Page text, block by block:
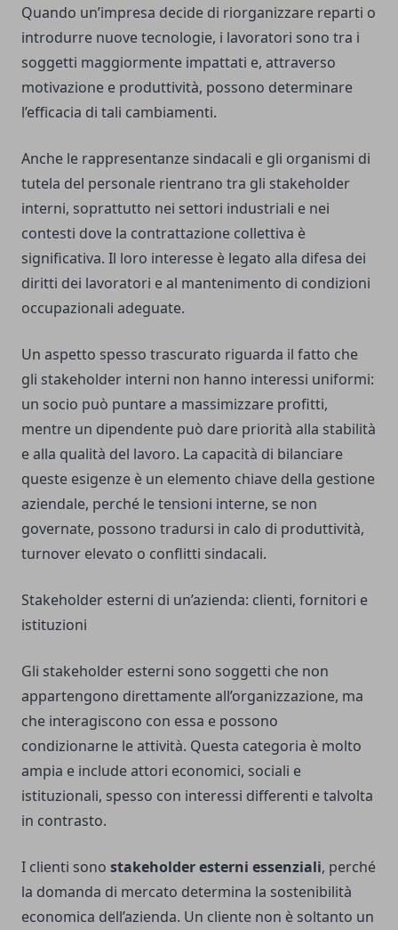
Quando un’impresa decide di riorganizzare reparti o
introdurre nuove tecnologie, i lavoratori sono tra i
soggetti maggiormente impattati e, attraverso
motivazione e produttività, possono determinare
l’efficacia di tali cambiamenti.
Anche le rappresentanze sindacali e gli organismi di
tutela del personale rientrano tra gli stakeholder
interni, soprattutto nei settori industriali e nei
contesti dove la contrattazione collettiva è
significativa. Il loro interesse è legato alla difesa dei
diritti dei lavoratori e al mantenimento di condizioni
occupazionali adeguate.
Un aspetto spesso trascurato riguarda il fatto che
gli stakeholder interni non hanno interessi uniformi:
un socio può puntare a massimizzare profitti,
mentre un dipendente può dare priorità alla stabilità
e alla qualità del lavoro. La capacità di bilanciare
queste esigenze è un elemento chiave della gestione
aziendale, perché le tensioni interne, se non
governate, possono tradursi in calo di produttività,
turnover elevato o conflitti sindacali.
Stakeholder esterni di un’azienda: clienti, fornitori e
istituzioni
Gli stakeholder esterni sono soggetti che non
appartengono direttamente all’organizzazione, ma
che interagiscono con essa e possono
condizionarne le attività. Questa categoria è molto
ampia e include attori economici, sociali e
istituzionali, spesso con interessi differenti e talvolta
in contrasto.
I clienti sono stakeholder esterni essenziali, perché
la domanda di mercato determina la sostenibilità
economica dell’azienda. Un cliente non è soltanto un